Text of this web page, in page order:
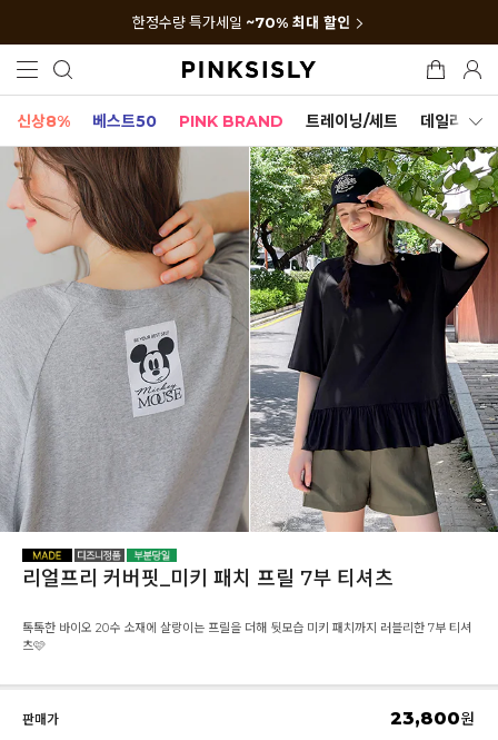
한정수량 특가세일 ~70% 최대 할인
신상8% 베스트50 PINK BRAND 트레이닝/세트 데일리세트
리얼프리 커버핏_미키 패치 프릴 7부 티셔츠
톡톡한 바이오 20수 소재에 살랑이는 프릴을 더해 뒷모습 미키 패치까지 러블리한 7부 티셔
츠🩷
판매가 23,800원